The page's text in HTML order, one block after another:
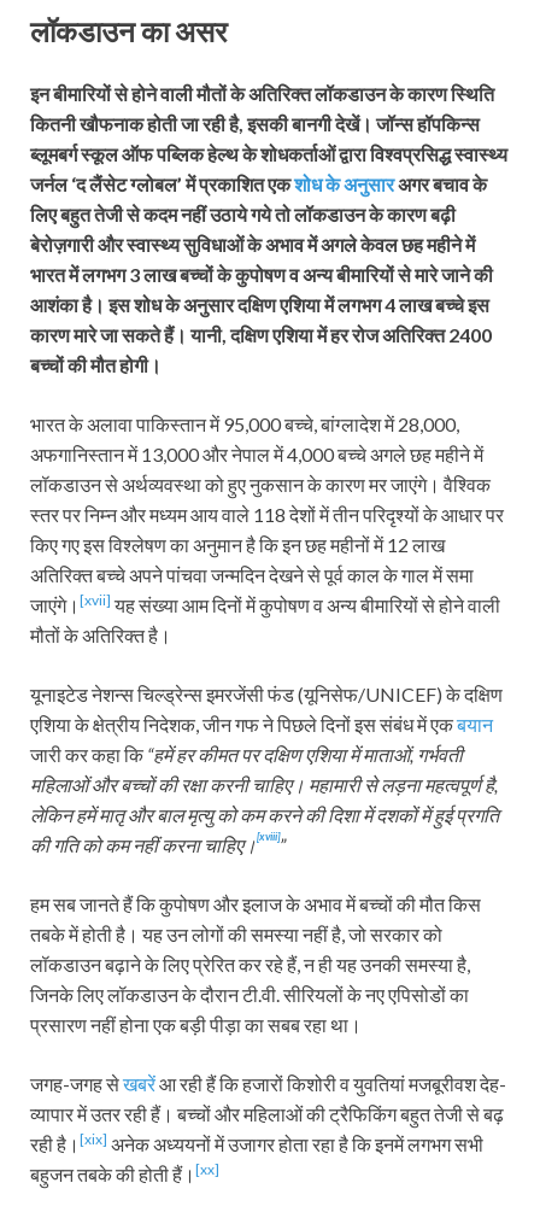
लॉकडाउन का असर
इन बीमारियों से होने वाली मौतों के अतिरिक्त लॉकडाउन के कारण स्थिति
कितनी खौफनाक होती जा रही है, इसकी बानगी देखें। जॉन्स हॉपकिन्स
ब्लूमबर्ग स्कूल ऑफ पब्लिक हेल्थ के शोधकर्ताओं द्वारा विश्वप्रसिद्ध स्वास्थ्य
जर्नल ‘द लैंसेट ग्लोबल’ में प्रकाशित एकशोध के अनुसारअगर बचाव के
लिए बहुत तेजी से कदम नहीं उठाये गये तो लॉकडाउन के कारण बढ़ी
बेरोज़गारी और स्वास्थ्य सुविधाओं के अभाव में अगले केवल छह महीने में
भारत में लगभग 3 लाख बच्चों के कुपोषण व अन्य बीमारियों से मारे जाने की
आशंका है। इस शोध के अनुसार दक्षिण एशिया में लगभग 4 लाख बच्चे इस
कारण मारे जा सकते हैं। यानी, दक्षिण एशिया में हर रोज अतिरिक्त 2400
बच्चों की मौत होगी।
भारत के अलावा पाकिस्तान में 95,000 बच्चे, बांग्लादेश में 28,000,
अफगानिस्तान में 13,000 और नेपाल में 4,000 बच्चे अगले छह महीने में
लॉकडाउन से अर्थव्यवस्था को हुए नुकसान के कारण मर जाएंगे। वैश्विक
स्तर पर निम्न और मध्यम आय वाले 118 देशों में तीन परिदृश्यों के आधार पर
किए गए इस विश्लेषण का अनुमान है कि इन छह महीनों में 12 लाख
अतिरिक्त बच्चे अपने पांचवा जन्मदिन देखने से पूर्व काल के गाल में समा
जाएंगे। [xvii] यह संख्या आम दिनों में कुपोषण व अन्य बीमारियों से होने वाली
मौतों के अतिरिक्त है।
यूनाइटेड नेशन्स चिल्ड्रेन्स इमरजेंसी फंड (यूनिसेफ/UNICEF) के दक्षिण
एशिया के क्षेत्रीय निदेशक, जीन गफ ने पिछले दिनों इस संबंध में एकबयान
जारी कर कहा कि “हमें हर कीमत पर दक्षिण एशिया में माताओं, गर्भवती
महिलाओं और बच्चों की रक्षा करनी चाहिए। महामारी से लड़ना महत्वपूर्ण है,
लेकिन हमें मातृ और बाल मृत्यु को कम करने की दिशा में दशकों में हुई प्रगति
की गति को कम नहीं करना चाहिए।[xviii]”
हम सब जानते हैं कि कुपोषण और इलाज के अभाव में बच्चों की मौत किस
तबके में होती है। यह उन लोगों की समस्या नहीं है, जो सरकार को
लॉकडाउन बढ़ाने के लिए प्रेरित कर रहे हैं, न ही यह उनकी समस्या है,
जिनके लिए लॉकडाउन के दौरान टी.वी. सीरियलों के नए एपिसोडों का
प्रसारण नहीं होना एक बड़ी पीड़ा का सबब रहा था।
जगह-जगह सेखबरेंआ रही हैं कि हजारों किशोरी व युवतियां मजबूरीवश देह-
व्यापार में उतर रही हैं। बच्चों और महिलाओं की ट्रैफिकिंग बहुत तेजी से बढ़
रही है। [xix] अनेक अध्ययनों में उजागर होता रहा है कि इनमें लगभग सभी
बहुजन तबके की होती हैं। [xx]